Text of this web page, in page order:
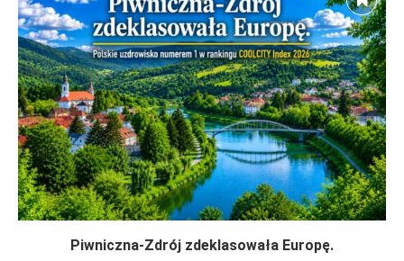
Piwniczna-Zdrój zdeklasowała Europę.